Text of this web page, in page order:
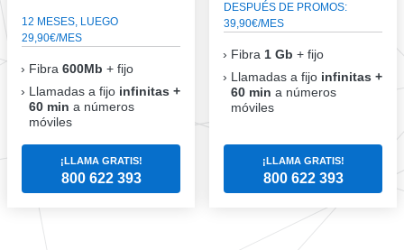
12 MESES, LUEGO
29,90€/MES
Fibra 600Mb + fijo
Llamadas a fijo infinitas +
60 min a números
móviles
¡LLAMA GRATIS!
800 622 393
DESPUÉS DE PROMOS:
39,90€/MES
Fibra 1 Gb + fijo
Llamadas a fijo infinitas +
60 min a números
móviles
¡LLAMA GRATIS!
800 622 393